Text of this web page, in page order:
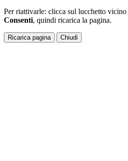
Per riattivarle: clicca sul lucchetto
Consenti, quindi ricarica la pagina.
Ricarica pagina Chiudi